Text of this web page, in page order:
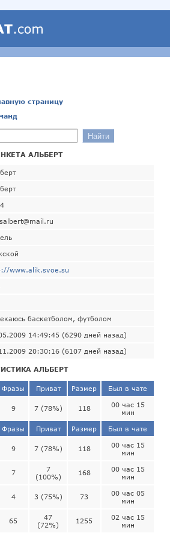
страницу
АЛЬБЕРТ
www.alik.svoe.su
баскетболом, футболом
14:49:45 (6290 дней назад)
20:30:16 (6107 дней назад)
АЛЬБЕРТ
Фразы Приват Размер Был в чате
9 7 (78%) 118
00 час 15
мин
Фразы Приват Размер Был в чате
9 7 (78%) 118
00 час 15
мин
7
7
(100%)
168
00 час 15
мин
4 3 (75%) 73
00 час 05
мин
65
47
(72%)
1255
02 час 15
мин